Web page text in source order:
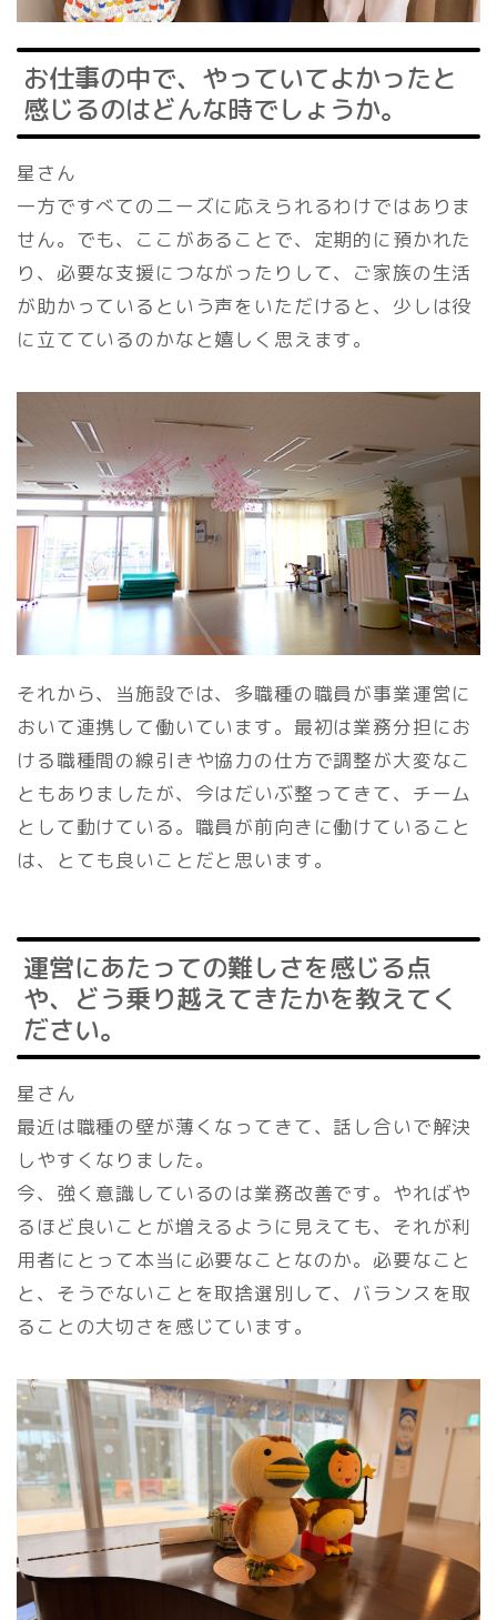
お仕事の中で、やっていてよかったと
感じるのはどんな時でしょうか。
星さん
一方ですべてのニーズに応えられるわけではありま
せん。でも、ここがあることで、定期的に預かれた
り、必要な支援につながったりして、ご家族の生活
が助かっているという声をいただけると、少しは役
に立てているのかなと嬉しく思えます。
それから、当施設では、多職種の職員が事業運営に
おいて連携して働いています。最初は業務分担にお
ける職種間の線引きや協力の仕方で調整が大変なこ
ともありましたが、今はだいぶ整ってきて、チーム
として動けている。職員が前向きに働けていること
は、とても良いことだと思います。
運営にあたっての難しさを感じる点
や、どう乗り越えてきたかを教えてく
ださい。
星さん
最近は職種の壁が薄くなってきて、話し合いで解決
しやすくなりました。
今、強く意識しているのは業務改善です。やればや
るほど良いことが増えるように見えても、それが利
用者にとって本当に必要なことなのか。必要なこと
と、そうでないことを取捨選別して、バランスを取
ることの大切さを感じています。